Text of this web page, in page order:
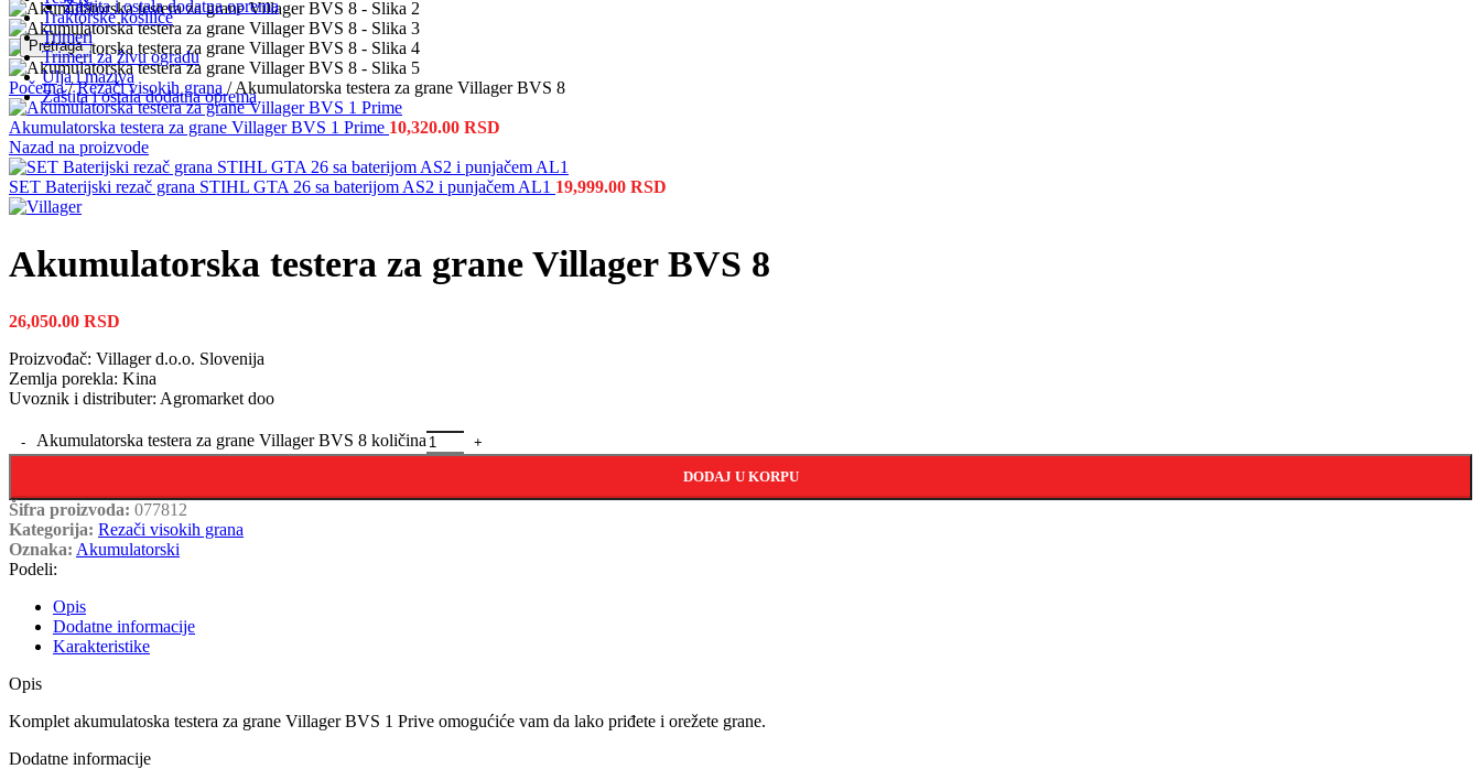
Zaštita i ostala dodatna oprema
Pretraga
Traktorske kosilice
Trimeri
Trimeri za živu ogradu
Ulja i maziva
Zaštita i ostala dodatna oprema
Početna/ Rezači visokih grana / Akumulatorska testera za grane Villager BVS 8
Akumulatorska testera za grane Villager BVS 1 Prime 10,320.00 RSD
Nazad na proizvode
SET Baterijski rezač grana STIHL GTA 26 sa baterijom AS2 i punjačem AL1 19,999.00 RSD
Akumulatorska testera za grane Villager BVS 8
26,050.00 RSD
Proizvođač: Villager d.o.o. Slovenija
Zemlja porekla: Kina
Uvoznik i distributer: Agromarket doo
Akumulatorska testera za grane Villager BVS 8 količina
DODAJ U KORPU
Šifra proizvoda: 077812
Kategorija: Rezači visokih grana
Oznaka: Akumulatorski
Podeli:
Opis
Dodatne informacije
Karakteristike
Opis
Komplet akumulatoska testera za grane Villager BVS 1 Prive omogućiće vam da lako priđete i orežete grane.
Dodatne informacije